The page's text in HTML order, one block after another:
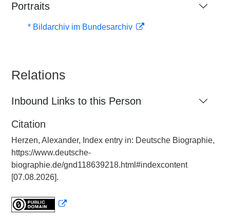
Portraits
* Bildarchiv im Bundesarchiv
Relations
Inbound Links to this Person
Citation
Herzen, Alexander, Index entry in: Deutsche Biographie,
https://www.deutsche-
biographie.de/gnd118639218.html#indexcontent
[07.08.2026].